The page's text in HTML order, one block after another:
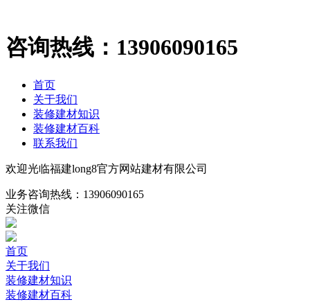
咨询热线： 13906090165
首页
关于我们
装修建材知识
装修建材百科
联系我们
欢迎光临福建long8官方网站建材有限公司
业务咨询热线： 13906090165
关注微信
首页
关于我们
装修建材知识
装修建材百科